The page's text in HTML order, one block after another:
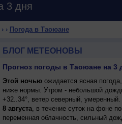
3 дня
› Погода в Таоюане
БЛОГ МЕТЕОНОВЫ
Прогноз погоды в Таоюане на 3
Этой ночьюожидается ясная
ниже нормы. Утром - небольшой
+32..34°, ветер северный,
8 августа, в течение суток на фоне
переменная облачность, сильный